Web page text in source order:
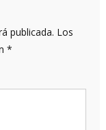
publicada. Los
*